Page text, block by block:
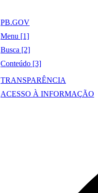
PB.GOV
Menu [1]
Busca [2]
Conteúdo [3]
TRANSPARÊNCIA
ACESSO À INFORMAÇÃO